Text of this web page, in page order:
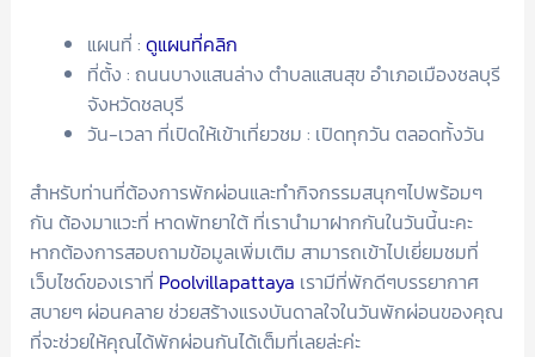
แผนที่ : ดูแผนที่คลิก
ที่ตั้ง : ถนนบางแสนล่าง ตำบลแสนสุข อำเภอเมืองชลบุรี
จังหวัดชลบุรี
วัน-เวลา ที่เปิดให้เข้าเที่ยวชม : เปิดทุกวัน ตลอดทั้งวัน
สำหรับท่านที่ต้องการพักผ่อนและทำกิจกรรมสนุกๆไปพร้อมๆ
กัน ต้องมาแวะที่ หาดพัทยาใต้ ที่เรานำมาฝากกันในวันนี้นะคะ
หากต้องการสอบถามข้อมูลเพิ่มเติม สามารถเข้าไปเยี่ยมชมที่
เว็บไซด์ของเราที่ Poolvillapattaya เรามีที่พักดีๆบรรยากาศ
สบายๆ ผ่อนคลาย ช่วยสร้างแรงบันดาลใจในวันพักผ่อนของคุณ
ที่จะช่วยให้คุณได้พักผ่อนกันได้เต็มที่เลยล่ะค่ะ